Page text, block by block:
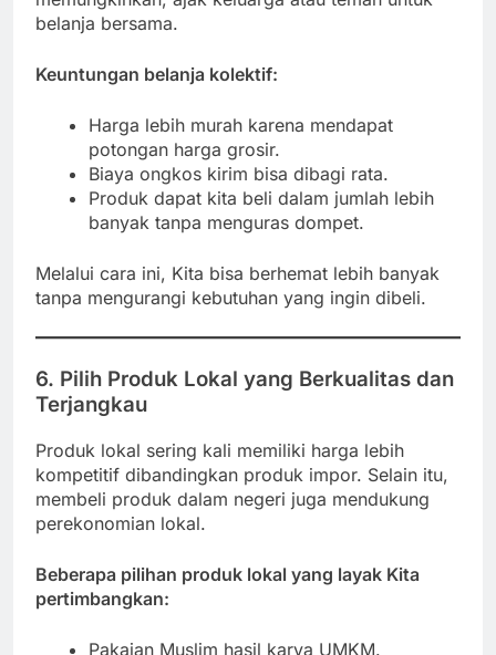
belanja bersama.
Keuntungan belanja kolektif:
Harga lebih murah karena mendapat
potongan harga grosir.
Biaya ongkos kirim bisa dibagi rata.
Produk dapat kita beli dalam jumlah lebih
banyak tanpa menguras dompet.
Melalui cara ini, Kita bisa berhemat lebih banyak
tanpa mengurangi kebutuhan yang ingin dibeli.
6. Pilih Produk Lokal yang Berkualitas dan
Terjangkau
Produk lokal sering kali memiliki harga lebih
kompetitif dibandingkan produk impor. Selain itu,
membeli produk dalam negeri juga mendukung
perekonomian lokal.
Beberapa pilihan produk lokal yang layak Kita
pertimbangkan:
Pakaian Muslim hasil karya UMKM.